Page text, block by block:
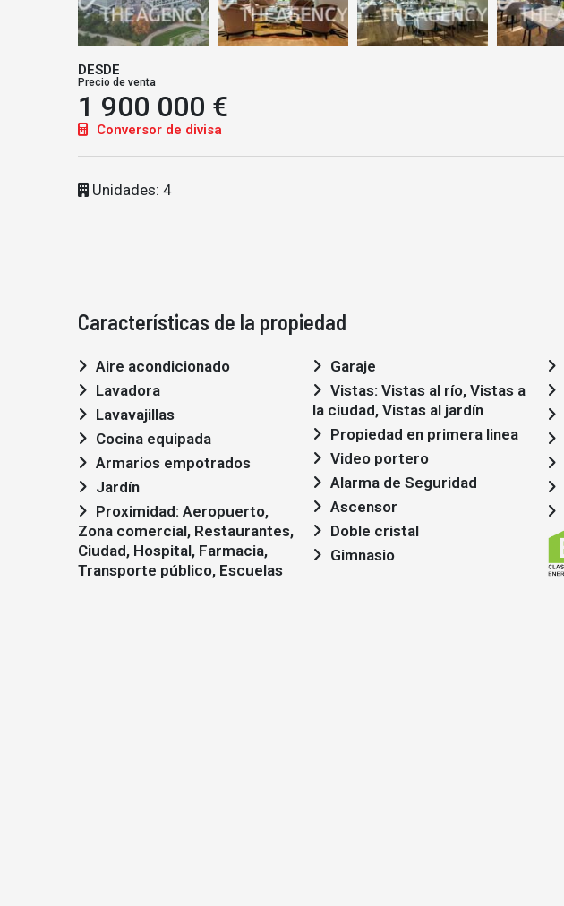
DESDE
Precio de venta
1 900 000 €
Conversor de divisa
Unidades: 4
Características de la propiedad
Aire acondicionado
Lavadora
Lavavajillas
Cocina equipada
Armarios empotrados
Jardín
Zona comercial, Restaurantes,
Ciudad, Hospital, Farmacia,
Transporte público, Escuelas
Garaje
la ciudad, Vistas al jardín
Propiedad en primera linea
Video portero
Alarma de Seguridad
Ascensor
Doble cristal
Gimnasio